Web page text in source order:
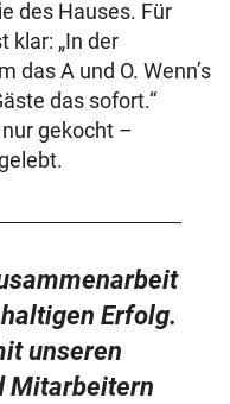
des Hauses. Für
klar: „In der
das A und O. Wenn’s
das sofort.“
gekocht –
Erfolg.
unseren
Mitarbeitern